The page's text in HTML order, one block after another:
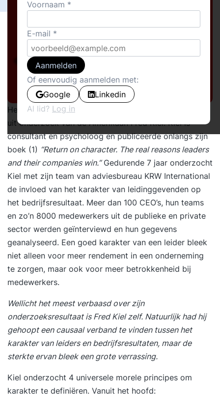
Het karakter van een leider is van groot belang blijkt
uit onderzoek van de Amerikaan Fred Kiel. Kiel is
consultant en psycholoog en publiceerde onlangs zijn
boek (1) “Return on character. The real reasons leaders
and their companies win.”Gedurende 7 jaar onderzocht
Kiel met zijn team van adviesbureau KRW International
de invloed van het karakter van leidinggevenden op
het bedrijfsresultaat. Meer dan 100 CEO’s, hun teams
en zo’n 8000 medewerkers uit de publieke en private
sector werden geïnterviewd en hun gegevens
geanalyseerd. Een goed karakter van een leider bleek
niet alleen voor meer rendement in een onderneming
te zorgen, maar ook voor meer betrokkenheid bij
medewerkers.
Wellicht het meest verbaasd over zijn
onderzoeksresultaat is Fred Kiel zelf. Natuurlijk had hij
gehoopt een causaal verband te vinden tussen het
karakter van leiders en bedrijfsresultaten, maar de
sterkte ervan bleek een grote verrassing.
Kiel onderzocht 4 universele morele principes om
karakter te definiëren. Vanuit het hoofd:
Voornaam
E-mail
Aanmelden
Of eenvoudig aanmelden met:
Google
Linkedin
Al lid? Log in